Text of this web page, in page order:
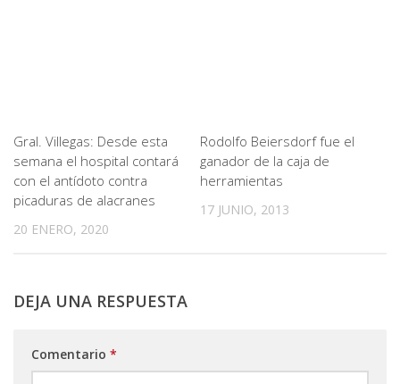
Gral. Villegas: Desde esta
semana el hospital contará
con el antídoto contra
picaduras de alacranes
20 ENERO, 2020
Rodolfo Beiersdorf fue el
ganador de la caja de
herramientas
17 JUNIO, 2013
DEJA UNA RESPUESTA
Comentario *